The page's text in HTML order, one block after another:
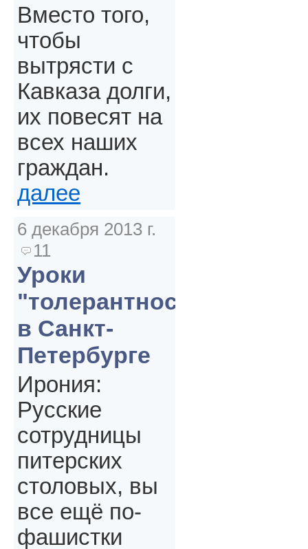
Вместо того,
чтобы
вытрясти с
Кавказа долги,
их повесят на
всех наших
граждан.
далее
6 декабря 2013 г.
11
Уроки
"толерантности"
в Санкт-
Петербурге
Ирония:
Русские
сотрудницы
питерских
столовых, вы
все ещё по-
фашистки